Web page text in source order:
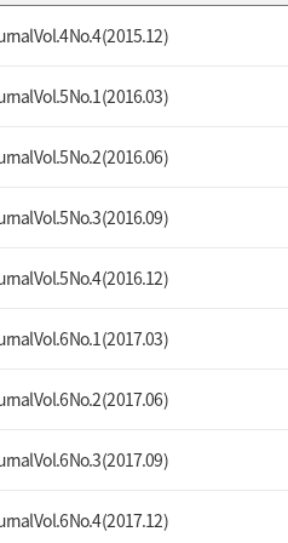
Vol.4 No.4 (2015.12)
Vol.5 No.1 (2016.03)
Vol.5 No.2 (2016.06)
Vol.5 No.3 (2016.09)
Vol.5 No.4 (2016.12)
Vol.6 No.1 (2017.03)
Vol.6 No.2 (2017.06)
Vol.6 No.3 (2017.09)
Vol.6 No.4 (2017.12)